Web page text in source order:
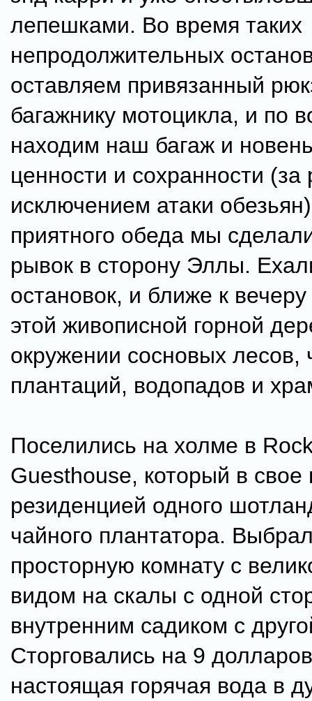
лепешками. Во время таких
непродолжительных
оставляем привязанный
багажнику мотоцикла, и по
находим наш багаж и
ценности и сохранности (за
исключением атаки
приятного обеда мы
рывок в сторону Эллы.
остановок, и ближе к
этой живописной горной
окружении сосновых лесов,
плантаций, водопадов и
Поселились на холме в
Guesthouse, который в
резиденцией одного
чайного плантатора.
просторную комнату с
видом на скалы с одной
внутренним садиком с
Сторговались на 9
настоящая горячая вода в